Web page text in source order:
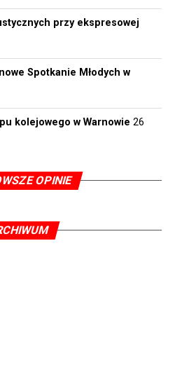
przy ekspresowej
Spotkanie Młodych w
kolejowego w Warnowie 26
OPINIE